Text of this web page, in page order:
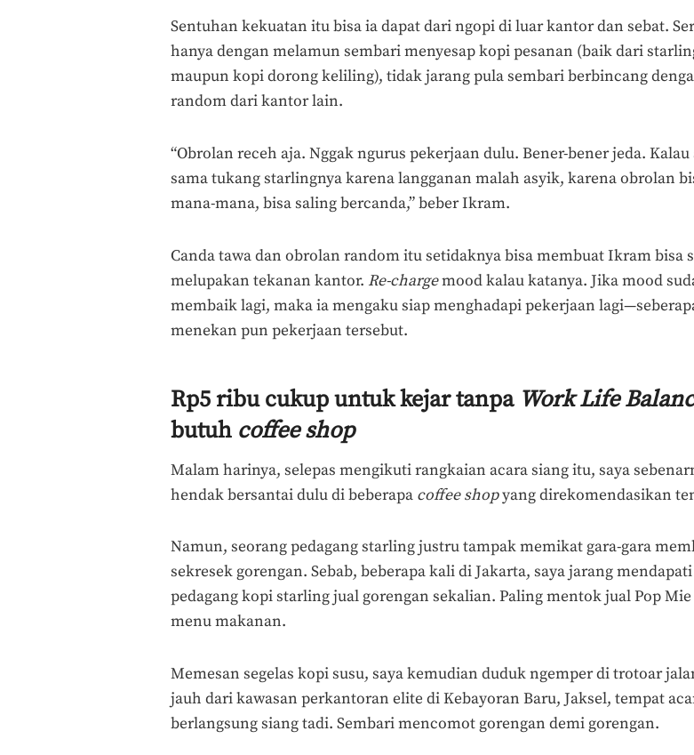
Sentuhan kekuatan itu bisa ia dapat dari ngopi di luar kantor dan sebat.
hanya dengan melamun sembari menyesap kopi pesanan (baik dari
maupun kopi dorong keliling), tidak jarang pula sembari berbincang
random dari kantor lain.
“Obrolan receh aja. Nggak ngurus pekerjaan dulu. Bener-bener jeda.
sama tukang starlingnya karena langganan malah asyik, karena obrolan
mana-mana, bisa saling bercanda,” beber Ikram.
Canda tawa dan obrolan random itu setidaknya bisa membuat Ikram bisa
melupakan tekanan kantor. Re-chargemood kalau katanya. Jika mood
membaik lagi, maka ia mengaku siap menghadapi pekerjaan
menekan pun pekerjaan tersebut.
Rp5 ribu cukup untuk kejar tanpa Work Life
butuh coffee shop
Malam harinya, selepas mengikuti rangkaian acara siang itu, saya
hendak bersantai dulu di beberapa coffee shopyang direkomendasikan
Namun, seorang pedagang starling justru tampak memikat gara-gara
sekresek gorengan. Sebab, beberapa kali di Jakarta, saya jarang mendapati
pedagang kopi starling jual gorengan sekalian. Paling mentok jual Pop Mie
menu makanan.
Memesan segelas kopi susu, saya kemudian duduk ngemper di trotoar
jauh dari kawasan perkantoran elite di Kebayoran Baru, Jaksel, tempat
berlangsung siang tadi. Sembari mencomot gorengan demi gorengan.